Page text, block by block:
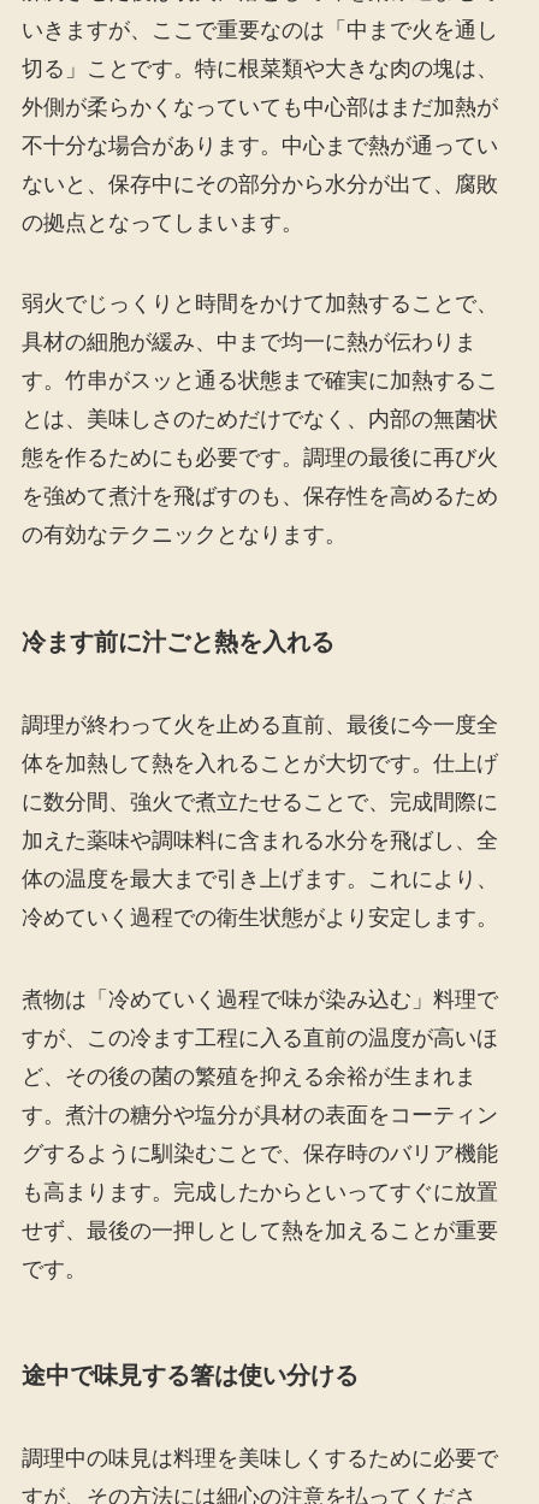
いきますが、ここで重要なのは「中まで火を通し
切る」ことです。特に根菜類や大きな肉の塊は、
外側が柔らかくなっていても中心部はまだ加熱が
不十分な場合があります。中心まで熱が通ってい
ないと、保存中にその部分から水分が出て、腐敗
の拠点となってしまいます。
弱火でじっくりと時間をかけて加熱することで、
具材の細胞が緩み、中まで均一に熱が伝わりま
す。竹串がスッと通る状態まで確実に加熱するこ
とは、美味しさのためだけでなく、内部の無菌状
態を作るためにも必要です。調理の最後に再び火
を強めて煮汁を飛ばすのも、保存性を高めるため
の有効なテクニックとなります。
冷ます前に汁ごと熱を入れる
調理が終わって火を止める直前、最後に今一度全
体を加熱して熱を入れることが大切です。仕上げ
に数分間、強火で煮立たせることで、完成間際に
加えた薬味や調味料に含まれる水分を飛ばし、全
体の温度を最大まで引き上げます。これにより、
冷めていく過程での衛生状態がより安定します。
煮物は「冷めていく過程で味が染み込む」料理で
すが、この冷ます工程に入る直前の温度が高いほ
ど、その後の菌の繁殖を抑える余裕が生まれま
す。煮汁の糖分や塩分が具材の表面をコーティン
グするように馴染むことで、保存時のバリア機能
も高まります。完成したからといってすぐに放置
せず、最後の一押しとして熱を加えることが重要
です。
途中で味見する箸は使い分ける
調理中の味見は料理を美味しくするために必要で
すが、その方法には細心の注意を払ってくださ